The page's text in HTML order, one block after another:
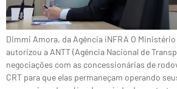
Dimmi Amora, da Agência iNFRA O
autorizou a ANTT (Agência Nacional de
negociações com as concessionárias de
CRT para que elas permaneçam operando